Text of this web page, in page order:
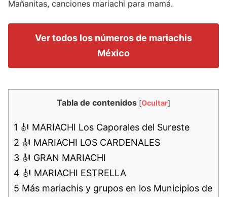
Mañanitas, canciones mariachi para mamá.
Ver todos los números de mariachis
México
Tabla de contenidos [Ocultar]
1 🎻 MARIACHI Los Caporales del Sureste
2 🎻 MARIACHI LOS CARDENALES
3 🎻 GRAN MARIACHI
4 🎻 MARIACHI ESTRELLA
5 Más mariachis y grupos en los Municipios de